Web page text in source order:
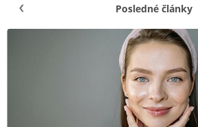
Posledné články